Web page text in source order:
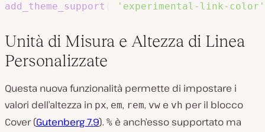
add_theme_support 'experimental-link-color'
Unità di Misura e Altezza di Linea
Personalizzate
Questa nuova funzionalità permette di impostare i
valori dell’altezza in px, em, rem, vw e vh per il blocco
Cover (Gutenberg 7.9). % è anch’esso supportato ma